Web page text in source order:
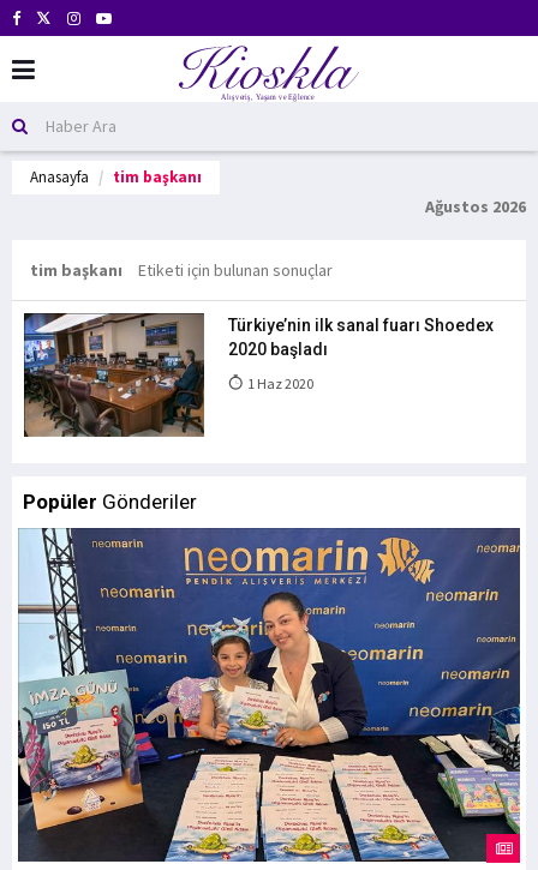
Anasayfa tim başkanı
Ağustos 2026
tim başkanı Etiketi için bulunan sonuçlar
Türkiye’nin ilk sanal fuarı Shoedex
2020 başladı
1 Haz 2020
Popüler Gönderiler